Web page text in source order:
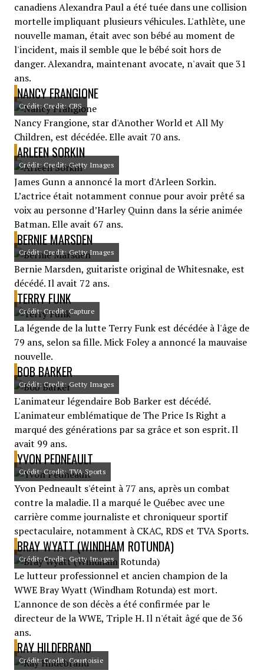
canadiens Alexandra Paul a été tuée dans une collision
mortelle impliquant plusieurs véhicules. L'athlète, une
nouvelle maman, était avec son bébé au moment de
l'incident, mais il semble que le bébé soit hors de
danger. Alexandra, maintenant avocate, n'avait que 31
ans.
NANCY FRANGIONE
Crédit: Credit: CBS
Nancy Frangione, star d'Another World et All My
Children, est décédée. Elle avait 70 ans.
ARLEEN SORKIN
Crédit: Credit: Getty Images
James Gunn a annoncé la mort d'Arleen Sorkin.
L’actrice était notamment connue pour avoir prêté sa
voix au personne d’Harley Quinn dans la série animée
Batman. Elle avait 67 ans.
BERNIE MARSDEN
Crédit: Credit: Getty Images
Bernie Marsden, guitariste original de Whitesnake, est
décédé. Il avait 72 ans.
TERRY FUNK
Crédit: Credit: Capture
La légende de la lutte Terry Funk est décédée à l'âge de
79 ans, selon sa fille. Mick Foley a annoncé la mauvaise
nouvelle.
BOB BARKER
Crédit: Credit: Getty Images
L'animateur légendaire Bob Barker est décédé.
L'animateur emblématique de The Price Is Right a
marqué des générations par sa grâce et son esprit. Il
avait 99 ans.
YVON PEDNEAULT
Crédit: Credit: TVA Sports
Yvon Pedneault s'éteint à 77 ans, après un combat
contre la maladie. Il a marqué le Québec avec une
carrière comme journaliste et chroniqueur sportif
spectaculaire, notamment à CKAC, RDS et TVA Sports.
BRAY WYATT (WINDHAM ROTUNDA)
Crédit: Credit: Getty Images
Le lutteur professionnel et ancien champion de la
WWE Bray Wyatt (Windham Rotunda) est mort.
L'annonce de son décès a été confirmée par le
directeur de la WWE, Triple H. Il n'était âgé que de 36
ans.
RAY HILDEBRAND
Crédit: Credit: Courtoisie